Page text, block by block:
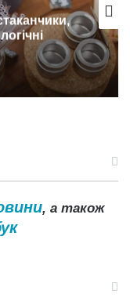
, а також